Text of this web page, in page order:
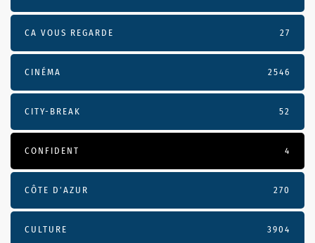
CA VOUS REGARDE 27
CINÉMA 2546
CITY-BREAK 52
CONFIDENT 4
CÔTE D’AZUR 270
CULTURE 3904